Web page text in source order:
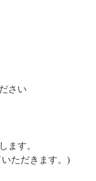
さい
ます。
ただきます。)